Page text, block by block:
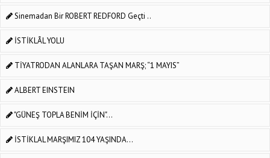
Sinemadan Bir ROBERT REDFORD Geçti ..
İSTİKLÂL YOLU
TİYATRODAN ALANLARA TAŞAN MARŞ; “1 MAYIS”
ALBERT EINSTEIN
"GÜNEŞ TOPLA BENİM İÇİN"…
İSTİKLAL MARŞIMIZ 104 YAŞINDA...